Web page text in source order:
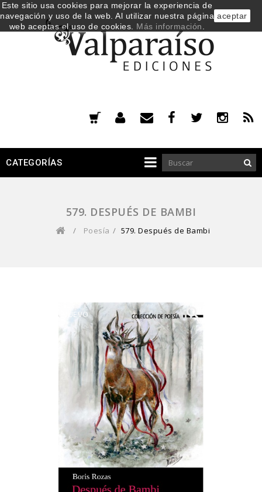
CATEGORÍAS
579. DESPUÉS DE BAMBI
/ Poesía / 579. Después de Bambi
NUEVO
Este sitio usa cookies para mejorar la experiencia de
navegación y uso de la web. Al utilizar nuestra página
web aceptas el uso de cookies. Más información
aceptar